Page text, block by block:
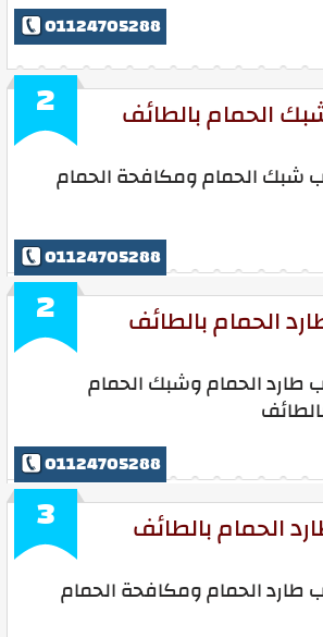
01124705288
2 الحمام بالطائف
شبك الحمام ومكافحة الحمام
01124705288
2 الحمام بالطائف
طارد الحمام وشبك الحمام
01124705288
3 الحمام بالطائف
طارد الحمام ومكافحة الحمام